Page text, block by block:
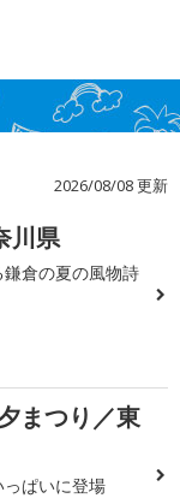
2026/08/08 更新
川県
倉の夏の風物詩
まつり／東
ぱいに登場